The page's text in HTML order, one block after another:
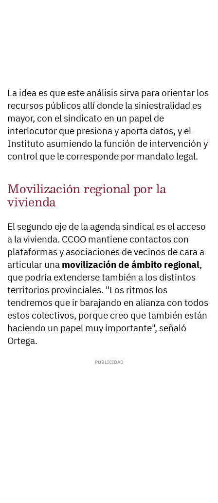
La idea es que este análisis sirva para orientar los
recursos públicos allí donde la siniestralidad es
mayor, con el sindicato en un papel de
interlocutor que presiona y aporta datos, y el
Instituto asumiendo la función de intervención y
control que le corresponde por mandato legal.
Movilización regional por la
vivienda
El segundo eje de la agenda sindical es el acceso
a la vivienda. CCOO mantiene contactos con
plataformas y asociaciones de vecinos de cara a
articular una movilización de ámbito regional,
que podría extenderse también a los distintos
territorios provinciales. "Los ritmos los
tendremos que ir barajando en alianza con todos
estos colectivos, porque creo que también están
haciendo un papel muy importante", señaló
Ortega.